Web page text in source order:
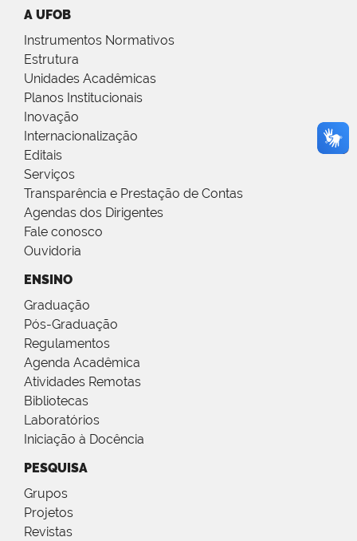
A UFOB
Instrumentos Normativos
Estrutura
Unidades Acadêmicas
Planos Institucionais
Inovação
Internacionalização
Editais
Serviços
Transparência e Prestação de Contas
Agendas dos Dirigentes
Fale conosco
Ouvidoria
ENSINO
Graduação
Pós-Graduação
Regulamentos
Agenda Acadêmica
Atividades Remotas
Bibliotecas
Laboratórios
Iniciação à Docência
PESQUISA
Grupos
Projetos
Revistas